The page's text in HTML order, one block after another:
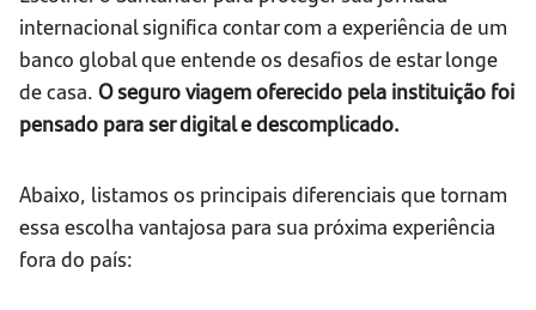
internacional significa contar com a experiência de um
banco global que entende os desafios de estar longe
de casa. O seguro viagem oferecido pela instituição foi
pensado para ser digital e descomplicado.
Abaixo, listamos os principais diferenciais que tornam
essa escolha vantajosa para sua próxima experiência
fora do país: